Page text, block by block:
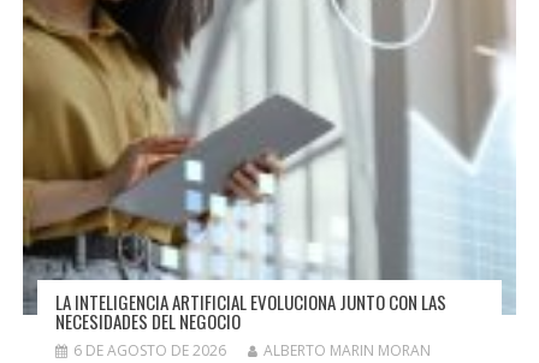
LA INTELIGENCIA ARTIFICIAL EVOLUCIONA JUNTO CON LAS
NECESIDADES DEL NEGOCIO
6 DE AGOSTO DE 2026 ALBERTO MARIN MORAN